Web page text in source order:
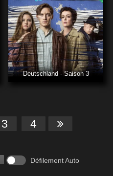
Deutschland - Saison 3
3 4
Défilement Auto